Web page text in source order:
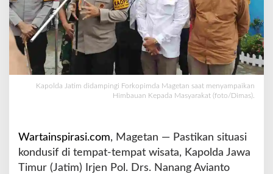
,
K
a
p
d
i
m
T
Kapolda Jatim didampingi Forkopimda Magetan saat menyampaikan
Himbauan Kepada Masyarakat (foto/Dimas).
Wartainspirasi.com, Magetan — Pastikan situasi
kondusif di tempat-tempat wisata, Kapolda Jawa
Timur (Jatim) Irjen Pol. Drs. Nanang Avianto